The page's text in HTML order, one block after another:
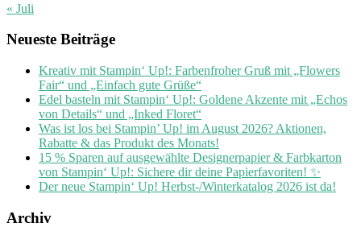
« Juli
Neueste Beiträge
Kreativ mit Stampin‘ Up!: Farbenfroher Gruß mit „Flowers
Fair“ und „Einfach gute Grüße“
Edel basteln mit Stampin‘ Up!: Goldene Akzente mit „Echos
von Details“ und „Inked Floret“
Was ist los bei Stampin’ Up! im August 2026? Aktionen,
Rabatte & das Produkt des Monats!
15 % Sparen auf ausgewählte Designerpapier & Farbkarton
von Stampin‘ Up!: Sichere dir deine Papierfavoriten! ✨
Der neue Stampin‘ Up! Herbst-/Winterkatalog 2026 ist da!
Archiv